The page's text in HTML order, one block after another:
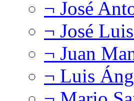
¬ José
¬ José
¬ Juan
¬ Luis